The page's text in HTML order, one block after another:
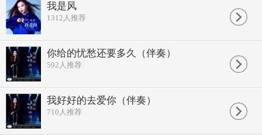
我是风
1312 人推荐
你给的忧愁还要多久（伴奏）
592 人推荐
我好好的去爱你（伴奏）
710 人推荐